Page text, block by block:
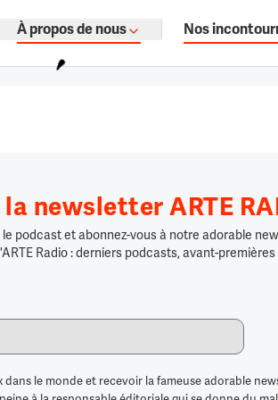
À propos de nous Nos
newsletter ARTE
podcast et abonnez-vous à notre adorable
Radio : derniers podcasts, avant-
le monde et recevoir la fameuse adorable